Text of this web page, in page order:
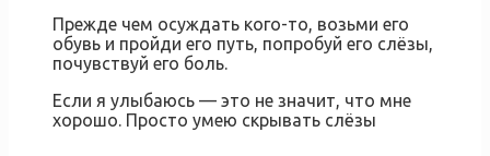
Прежде чем осуждать кого-то, возьми его
обувь и пройди его путь, попробуй его слёзы,
почувствуй его боль.
Если я улыбаюсь — это не значит, что мне
хорошо. Просто умею скрывать слёзы